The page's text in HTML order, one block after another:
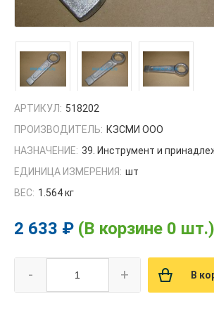
АРТИКУЛ: 518202
ПРОИЗВОДИТЕЛЬ: КЗСМИ ООО
НАЗНАЧЕНИЕ: 39. Инструмент и
ЕДИНИЦА ИЗМЕРЕНИЯ: шт
ВЕС: 1.564 кг
2 633 ₽ (В корзине 0 шт.)
- + В